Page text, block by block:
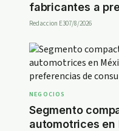
fabricantes a
Redaccion E307/8/2026
NEGOCIOS
Segmento
automotrices en